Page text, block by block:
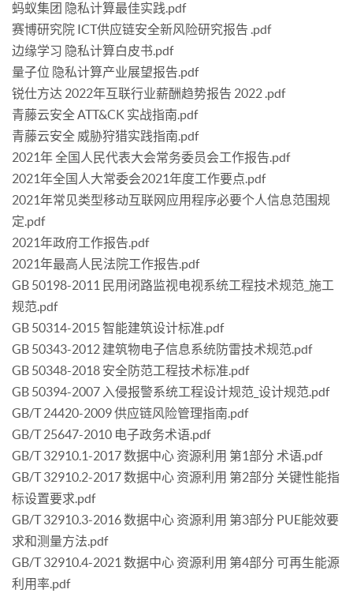
蚂蚁集团 隐私计算最佳实践.pdf
赛博研究院 ICT供应链安全新风险研究报告 .pdf
边缘学习 隐私计算白皮书.pdf
量子位 隐私计算产业展望报告.pdf
锐仕方达 2022年互联行业薪酬趋势报告 2022 .pdf
青藤云安全 ATT&CK 实战指南.pdf
青藤云安全 威胁狩猎实践指南.pdf
2021年 全国人民代表大会常务委员会工作报告.pdf
2021年全国人大常委会2021年度工作要点.pdf
2021年常见类型移动互联网应用程序必要个人信息范围规
定.pdf
2021年政府工作报告.pdf
2021年最高人民法院工作报告.pdf
GB 50198-2011 民用闭路监视电视系统工程技术规范_施工
规范.pdf
GB 50314-2015 智能建筑设计标准.pdf
GB 50343-2012 建筑物电子信息系统防雷技术规范.pdf
GB 50348-2018 安全防范工程技术标准.pdf
GB 50394-2007 入侵报警系统工程设计规范_设计规范.pdf
GB/T 24420-2009 供应链风险管理指南.pdf
GB/T 25647-2010 电子政务术语.pdf
GB/T 32910.1-2017 数据中心 资源利用 第1部分 术语.pdf
GB/T 32910.2-2017 数据中心 资源利用 第2部分 关键性能指
标设置要求.pdf
GB/T 32910.3-2016 数据中心 资源利用 第3部分 PUE能效要
求和测量方法.pdf
GB/T 32910.4-2021 数据中心 资源利用 第4部分 可再生能源
利用率.pdf